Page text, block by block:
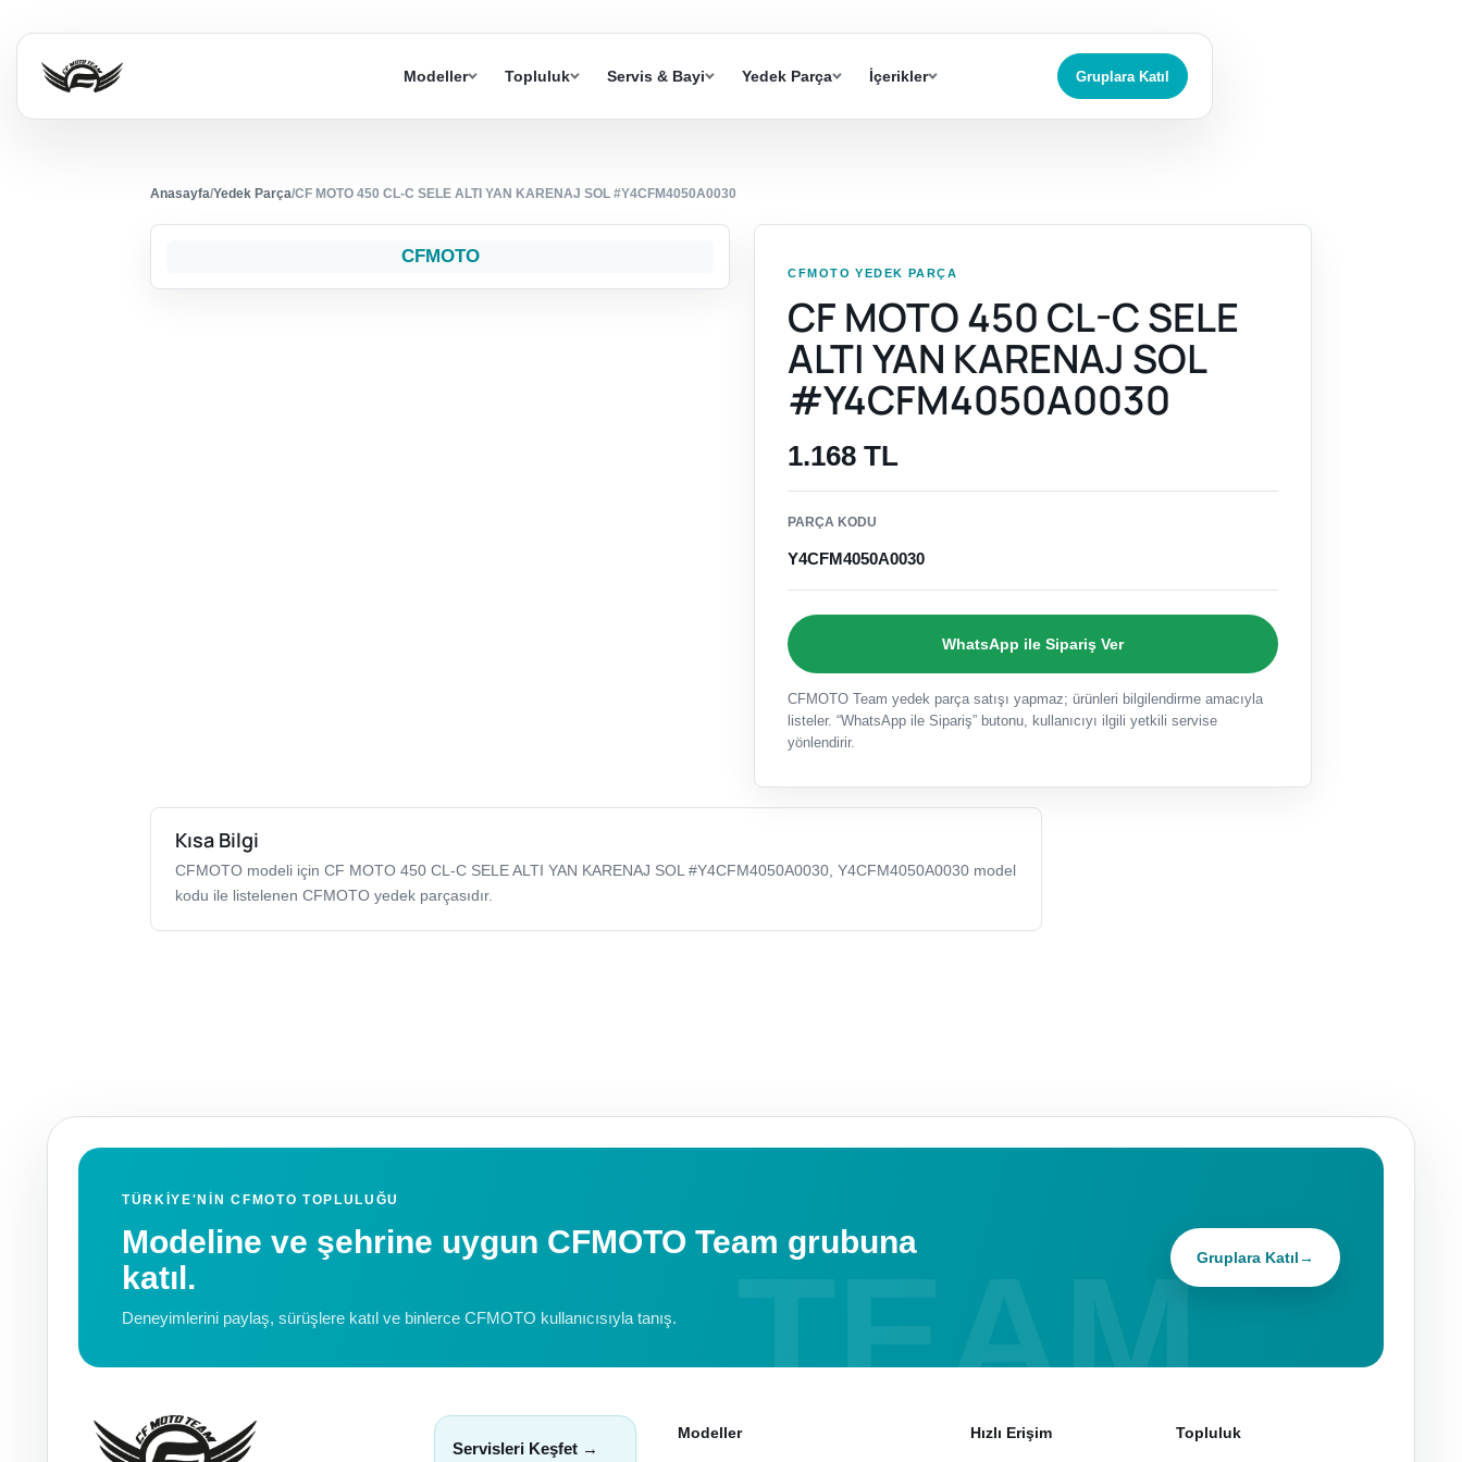
Modeller Topluluk Servis & Bayi Yedek Parça İçerikler Gruplara Katıl
Anasayfa/Yedek Parça/CF MOTO 450 CL-C SELE ALTI YAN KARENAJ SOL #Y4CFM4050A0030
CFMOTO
CFMOTO YEDEK PARÇA
CF MOTO 450 CL-C SELE
ALTI YAN KARENAJ SOL
#Y4CFM4050A0030
1.168 TL
PARÇA KODU
Y4CFM4050A0030
WhatsApp ile Sipariş Ver
CFMOTO Team yedek parça satışı yapmaz; ürünleri bilgilendirme amacıyla
listeler. “WhatsApp ile Sipariş” butonu, kullanıcıyı ilgili yetkili servise
yönlendirir.
Kısa Bilgi
CFMOTO modeli için CF MOTO 450 CL-C SELE ALTI YAN KARENAJ SOL #Y4CFM4050A0030, Y4CFM4050A0030 model
kodu ile listelenen CFMOTO yedek parçasıdır.
TÜRKIYE'NIN CFMOTO TOPLULUĞU
Modeline ve şehrine uygun CFMOTO Team grubuna
katıl.
Deneyimlerini paylaş, sürüşlere katıl ve binlerce CFMOTO kullanıcısıyla tanış.
Gruplara Katıl→
Servisleri Keşfet →
Modeller Hızlı Erişim Topluluk